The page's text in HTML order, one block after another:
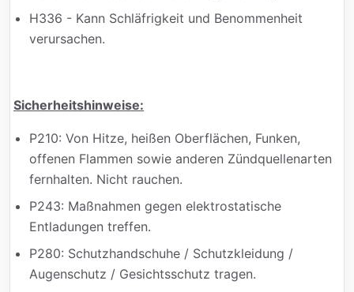
H336 - Kann Schläfrigkeit und Benommenheit
verursachen.
Sicherheitshinweise:
P210: Von Hitze, heißen Oberflächen, Funken,
offenen Flammen sowie anderen Zündquellenarten
fernhalten. Nicht rauchen.
P243: Maßnahmen gegen elektrostatische
Entladungen treffen.
P280: Schutzhandschuhe / Schutzkleidung /
Augenschutz / Gesichtsschutz tragen.